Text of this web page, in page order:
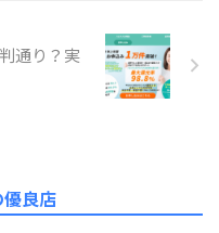
通り？実
良店